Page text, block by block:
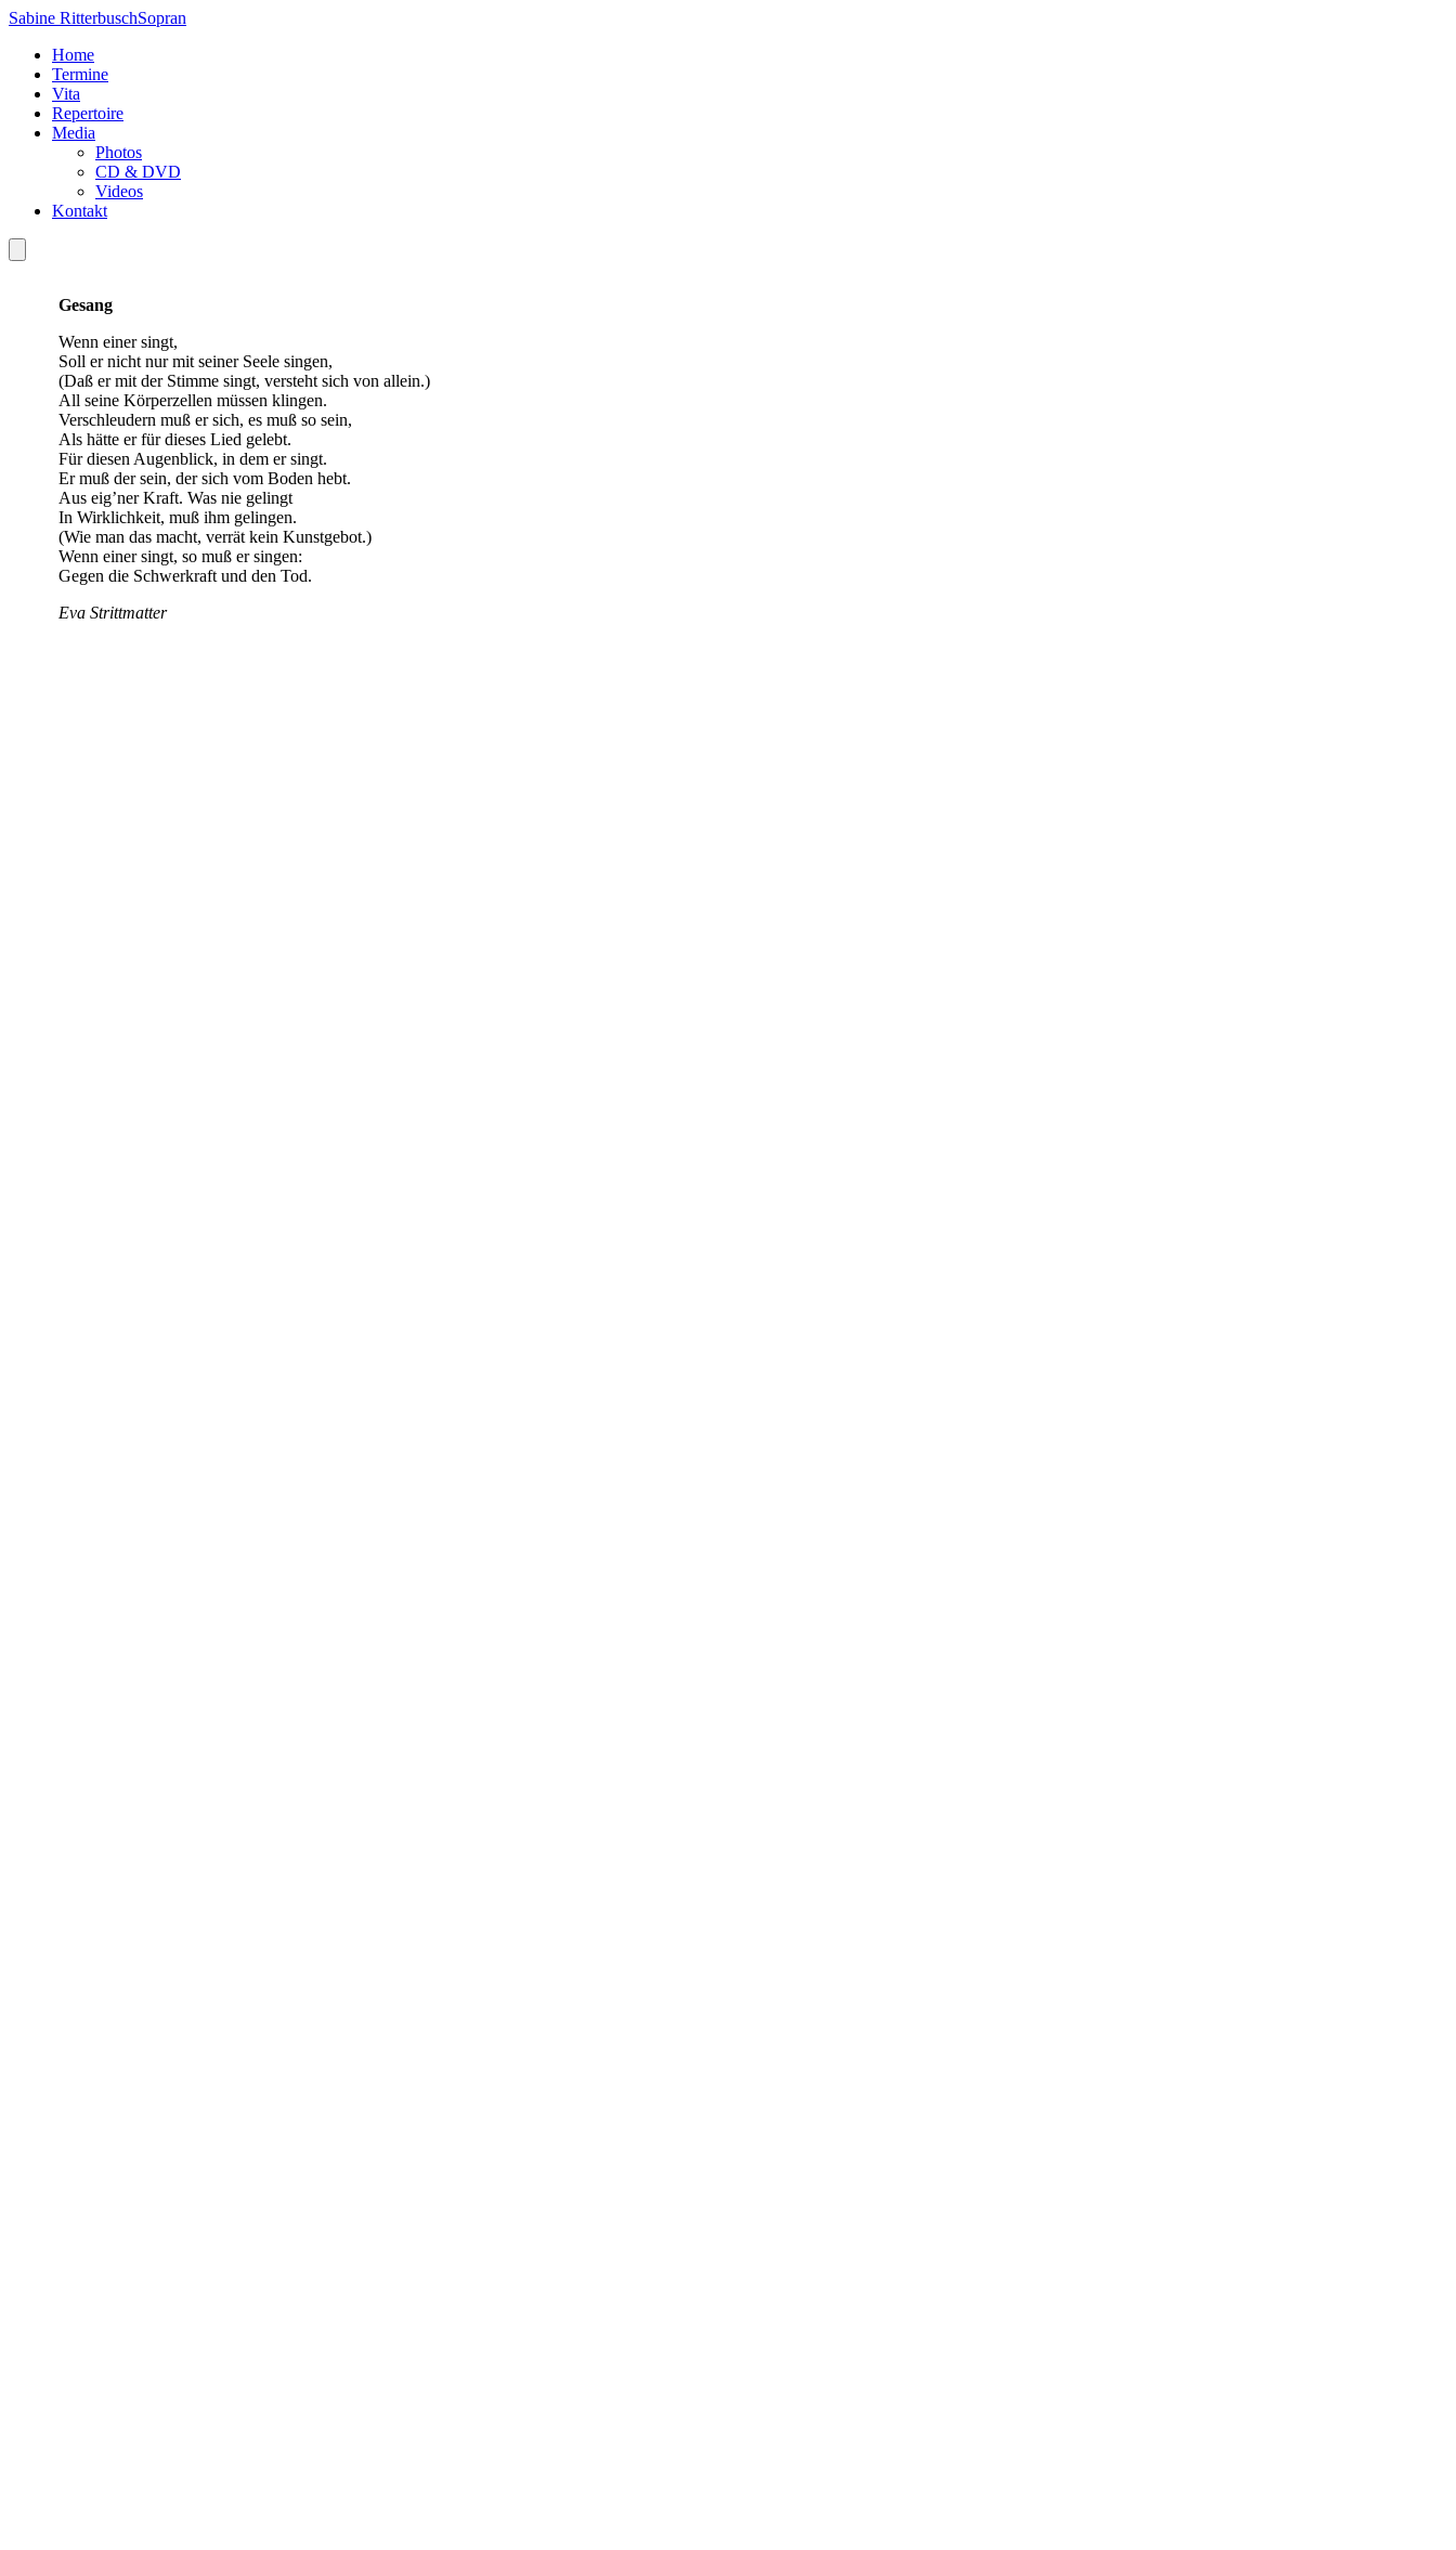
Skip
content
Sabine RitterbuschSopran
Home
Termine
Vita
Repertoire
Media
Photos
CD & DVD
Videos
Kontakt
Gesang
Wenn einer singt,
Soll er nicht nur mit seiner Seele singen,
(Daß er mit der Stimme singt, versteht sich von allein.)
All seine Körperzellen müssen klingen.
Verschleudern muß er sich, es muß so sein,
Als hätte er für dieses Lied gelebt.
Für diesen Augenblick, in dem er singt.
Er muß der sein, der sich vom Boden hebt.
Aus eig’ner Kraft. Was nie gelingt
In Wirklichkeit, muß ihm gelingen.
(Wie man das macht, verrät kein Kunstgebot.)
Wenn einer singt, so muß er singen:
Gegen die Schwerkraft und den Tod.
Eva Strittmatter